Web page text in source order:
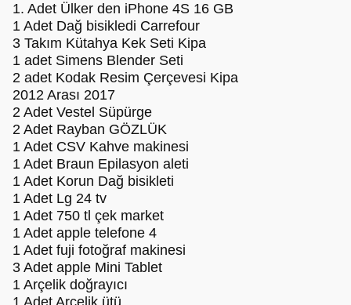
1. Adet Ülker den iPhone 4S 16 GB
1 Adet Dağ bisikledi Carrefour
3 Takım Kütahya Kek Seti Kipa
1 adet Simens Blender Seti
2 adet Kodak Resim Çerçevesi Kipa
2012 Arası 2017
2 Adet Vestel Süpürge
2 Adet Rayban GÖZLÜK
1 Adet CSV Kahve makinesi
1 Adet Braun Epilasyon aleti
1 Adet Korun Dağ bisikleti
1 Adet Lg 24 tv
1 Adet 750 tl çek market
1 Adet apple telefone 4
1 Adet fuji fotoğraf makinesi
3 Adet apple Mini Tablet
1 Arçelik doğrayıcı